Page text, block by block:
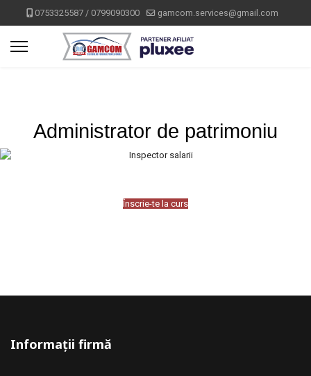
0753325587 / 0799090300 gamcom.services@gmail.com
Administrator de patrimoniu
Înscrie-te la curs
Informații firmă